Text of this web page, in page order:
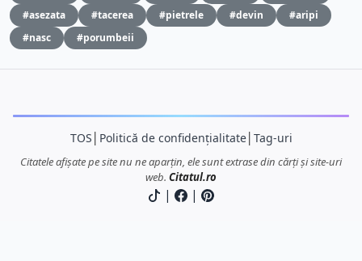
#asezata
#tacerea #pietrele #devin
#aripi
#nasc
#porumbeii
TOS Politică de confidențialitate│ Tag-uri
Citatele afișate pe site nu ne aparțin, ele sunt extrase din cărți și site-uri
web. Citatul.ro
| |